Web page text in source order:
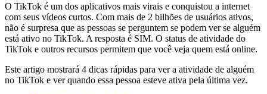
O TikTok é um dos aplicativos mais virais e conquistou a internet
com seus vídeos curtos. Com mais de 2 bilhões de usuários ativos,
não é surpresa que as pessoas se perguntem se podem ver se alguém
está ativo no TikTok. A resposta é SIM. O status de atividade do
TikTok e outros recursos permitem que você veja quem está online.
Este artigo mostrará 4 dicas rápidas para ver a atividade de alguém
no TikTok e ver quando essa pessoa esteve ativa pela última vez.